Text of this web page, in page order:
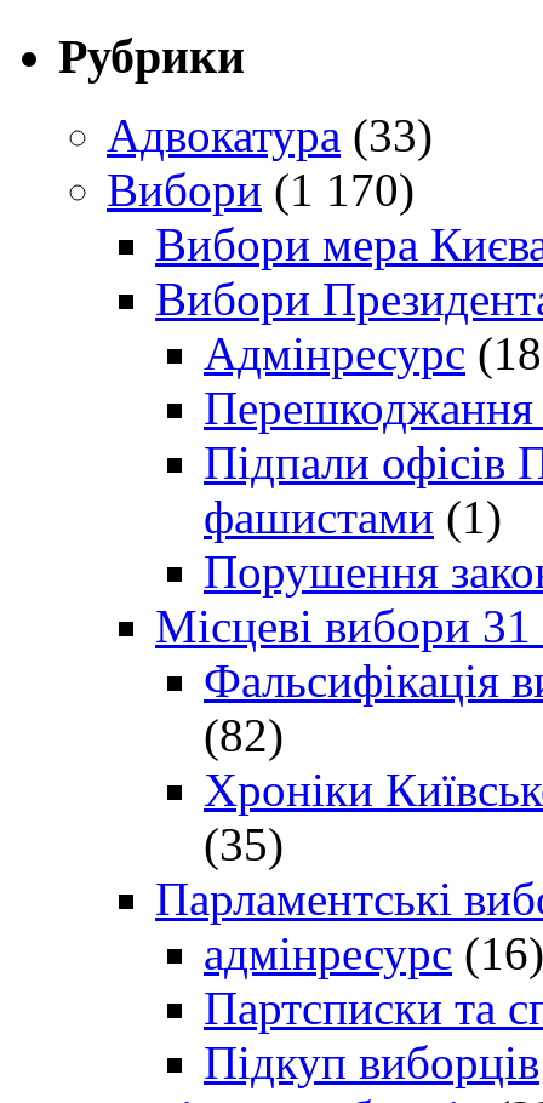
Рубрики
Адвокатура (33)
Вибори (1 170)
Вибори мера
Вибори
Адмінресурс
Перешкоджання
Підпали офісів
фашистами (1)
Порушення
Місцеві вибори
Фальсифікація
(82)
Хроніки
(35)
Парламентські
адмінресурс (16)
Партсписки та
Підкуп виборців